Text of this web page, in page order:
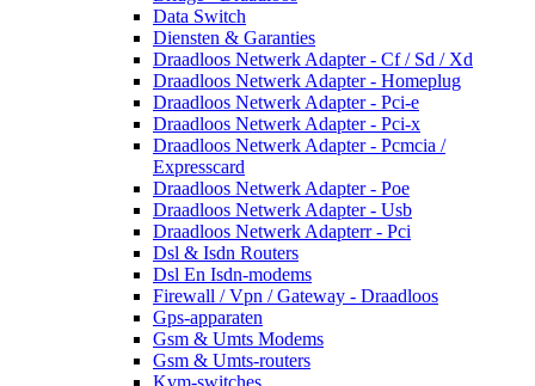
Data Switch
Diensten & Garanties
Draadloos Netwerk Adapter - Cf / Sd / Xd
Draadloos Netwerk Adapter - Homeplug
Draadloos Netwerk Adapter - Pci-e
Draadloos Netwerk Adapter - Pci-x
Draadloos Netwerk Adapter - Pcmcia /
Expresscard
Draadloos Netwerk Adapter - Poe
Draadloos Netwerk Adapter - Usb
Draadloos Netwerk Adapterr - Pci
Dsl & Isdn Routers
Dsl En Isdn-modems
Firewall / Vpn / Gateway - Draadloos
Gps-apparaten
Gsm & Umts Modems
Gsm & Umts-routers
Kvm-switches